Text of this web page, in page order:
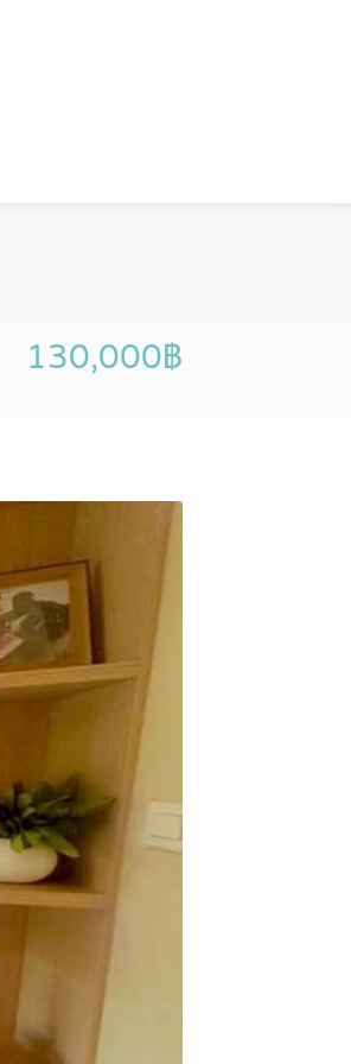
130,000฿